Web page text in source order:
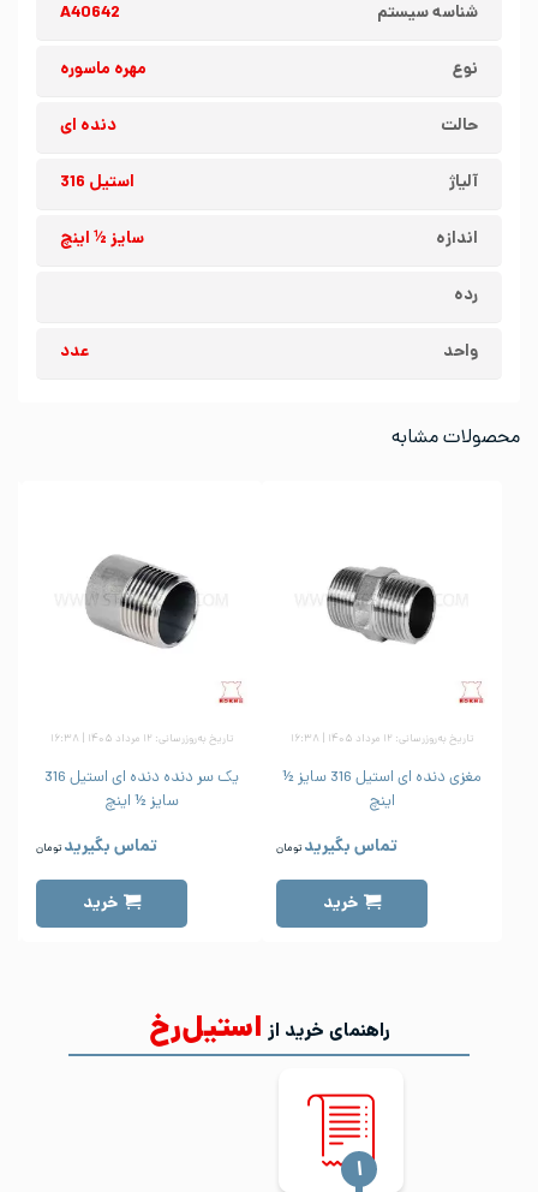
شناسه سیستم A40642
نوع مهره ماسوره
حالت دنده ای
آلیاژ استیل 316
اندازه سایز ½ اینچ
رده
واحد عدد
محصولات مشابه
تاریخ به‌روزرسانی: ۱۲ مرداد ۱۴۰۵ | ۱۶:۳۸
مغزی دنده ای استیل 316 سایز ½
اینچ
تماس بگیرید تومان
خرید
تاریخ به‌روزرسانی: ۱۲ مرداد ۱۴۰۵ | ۱۶:۳۸
یک سر دنده دنده ای استیل 316
سایز ½ اینچ
تماس بگیرید تومان
خرید
راهنمای خرید از استیل‌رخ
‍۱